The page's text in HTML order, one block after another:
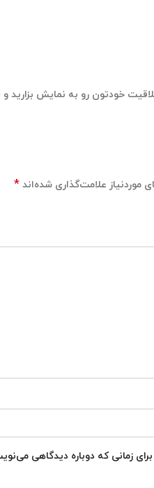
خودتون رو به نمایش
علامت‌گذاری شده‌اند *
زمانی که دوباره دیدگاهی